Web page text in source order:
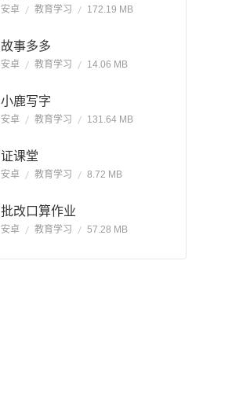
安卓 教育学习 172.19 MB
故事多多
安卓 教育学习 14.06 MB
小鹿写字
安卓 教育学习 131.64 MB
证课堂
安卓 教育学习 8.72 MB
批改口算作业
安卓 教育学习 57.28 MB